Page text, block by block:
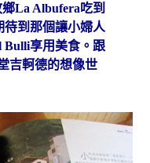
La Albufera 吃到
待到那個讓小婦人
Bulli享用美食。跟
吉軻德的想像世